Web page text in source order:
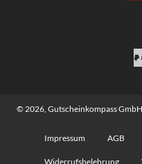
© 2026, Gutscheinkompass GmbH
Impressum AGB
Widerrufsbelehrung